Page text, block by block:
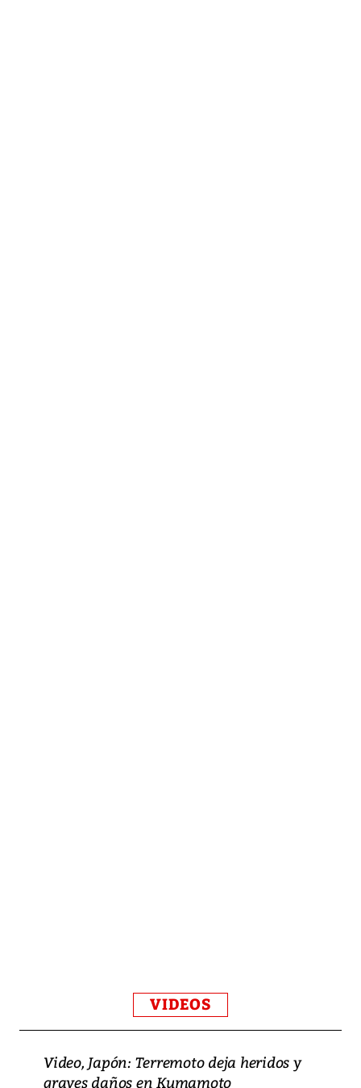
VIDEOS
Video, Japón: Terremoto deja heridos y
graves daños en Kumamoto